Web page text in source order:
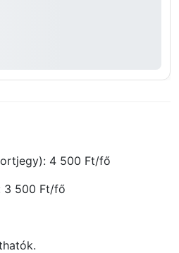
4 500 Ft/fő
3 500 Ft/fő